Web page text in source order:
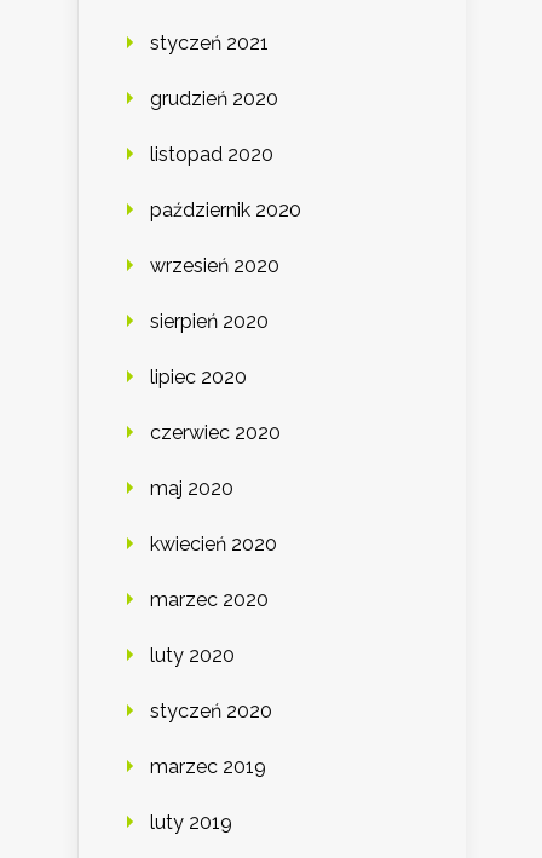
styczeń 2021
grudzień 2020
listopad 2020
październik 2020
wrzesień 2020
sierpień 2020
lipiec 2020
czerwiec 2020
maj 2020
kwiecień 2020
marzec 2020
luty 2020
styczeń 2020
marzec 2019
luty 2019